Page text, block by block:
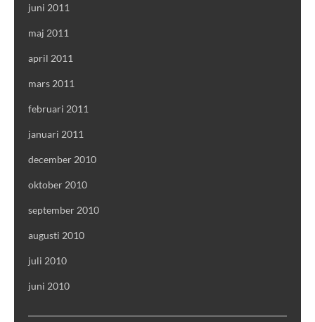
juni 2011
maj 2011
april 2011
mars 2011
februari 2011
januari 2011
december 2010
oktober 2010
september 2010
augusti 2010
juli 2010
juni 2010